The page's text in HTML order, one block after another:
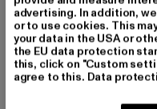
advertising. In addition,
or to use cookies. This
your data in the USA or
the EU data protection
this, click on "Custom
agree to this. Data